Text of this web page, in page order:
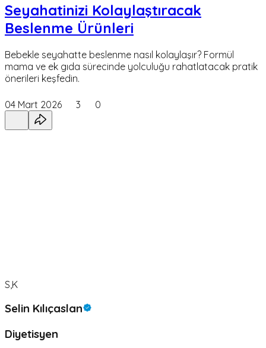
Seyahatinizi Kolaylaştıracak
Beslenme Ürünleri
Bebekle seyahatte beslenme nasıl kolaylaşır? Formül
mama ve ek gıda sürecinde yolculuğu rahatlatacak pratik
önerileri keşfedin.
04 Mart 2026 3 0
S,K
Selin Kılıçaslan
Diyetisyen